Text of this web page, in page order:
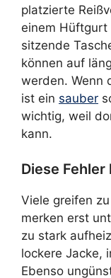
platzierte
einem Hüftgurt
sitzende
können auf
werden. Wenn
ist ein sauber
wichtig, weil
kann.
Diese
Viele greifen
merken erst
zu stark
lockere Jacke,
Ebenso